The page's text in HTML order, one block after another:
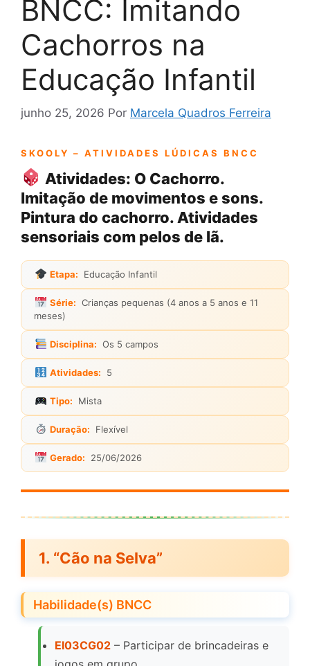
BNCC: Imitando
Cachorros na
Educação Infantil
junho 25, 2026 Por Marcela Quadros Ferreira
SKOOLY – ATIVIDADES LÚDICAS BNCC
Atividades: O Cachorro.
Imitação de movimentos e sons.
Pintura do cachorro. Atividades
sensoriais com pelos de lã.
Etapa: Educação Infantil
Série: Crianças pequenas (4 anos a 5 anos e 11
meses)
Disciplina: Os 5 campos
Atividades: 5
Tipo: Mista
Duração: Flexível
Gerado: 25/06/2026
1. “Cão na Selva”
Habilidade(s) BNCC
EI03CG02 – Participar de brincadeiras e